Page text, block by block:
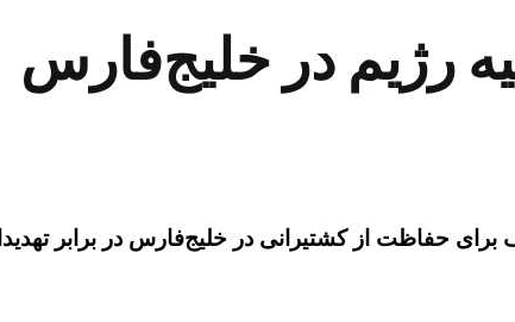
رژیم در خلیج‌فارس
برای حفاظت از کشتیرانی در خلیج‌فارس در برابر